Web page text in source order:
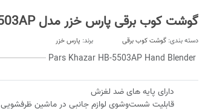
گوشت کوب برقی پارس خزر مدل Pars Khazar HB-5503AP
دسته بندی: گوشت کوب برقی برند: پارس خزر
Pars Khazar HB-5503AP Hand Blender
دارای پایه های ضد لغزش
قابلیت شست‌وشوی لوازم جانبی در ماشین ظرفشویی